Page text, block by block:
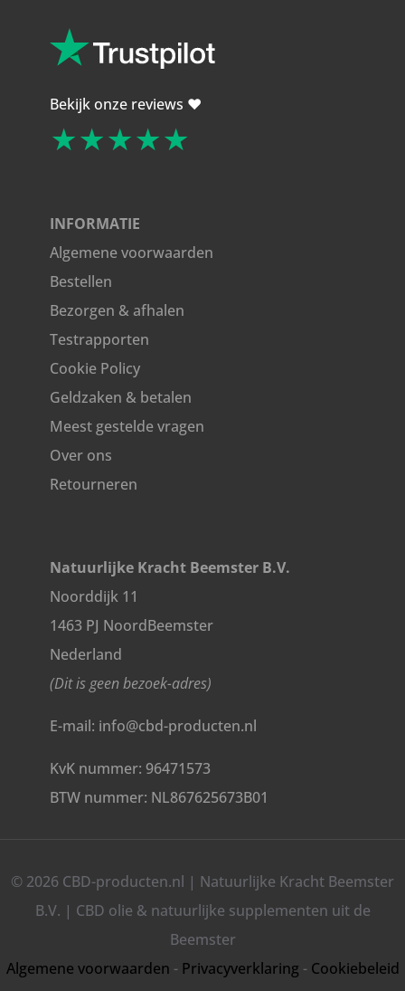
Bekijk onze reviews ❤️
★★★★★
INFORMATIE
Algemene voorwaarden
Bestellen
Bezorgen & afhalen
Testrapporten
Cookie Policy
Geldzaken & betalen
Meest gestelde vragen
Over ons
Retourneren
Natuurlijke Kracht Beemster B.V.
Noorddijk 11
1463 PJ NoordBeemster
Nederland
(Dit is geen bezoek-adres)
E-mail: info@cbd-producten.nl
KvK nummer: 96471573
BTW nummer: NL867625673B01
© 2026 CBD-producten.nl | Natuurlijke Kracht Beemster
B.V. | CBD olie & natuurlijke supplementen uit de
Beemster
Algemene voorwaarden - Privacyverklaring - Cookiebeleid